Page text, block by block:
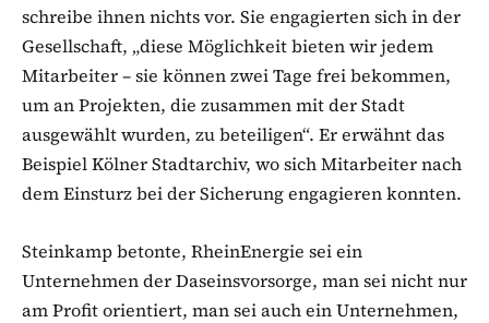
schreibe ihnen nichts vor. Sie engagierten sich in der
Gesellschaft, „diese Möglichkeit bieten wir jedem
Mitarbeiter – sie können zwei Tage frei bekommen,
um an Projekten, die zusammen mit der Stadt
ausgewählt wurden, zu beteiligen“. Er erwähnt das
Beispiel Kölner Stadtarchiv, wo sich Mitarbeiter nach
dem Einsturz bei der Sicherung engagieren konnten.
Steinkamp betonte, RheinEnergie sei ein
Unternehmen der Daseinsvorsorge, man sei nicht nur
am Profit orientiert, man sei auch ein Unternehmen,